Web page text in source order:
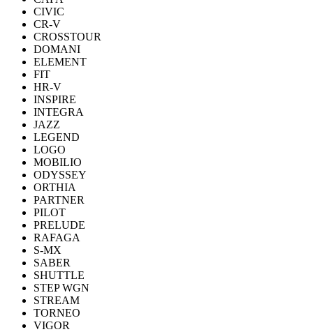
CIVIC
CR-V
CROSSTOUR
DOMANI
ELEMENT
FIT
HR-V
INSPIRE
INTEGRA
JAZZ
LEGEND
LOGO
MOBILIO
ODYSSEY
ORTHIA
PARTNER
PILOT
PRELUDE
RAFAGA
S-MX
SABER
SHUTTLE
STEP WGN
STREAM
TORNEO
VIGOR